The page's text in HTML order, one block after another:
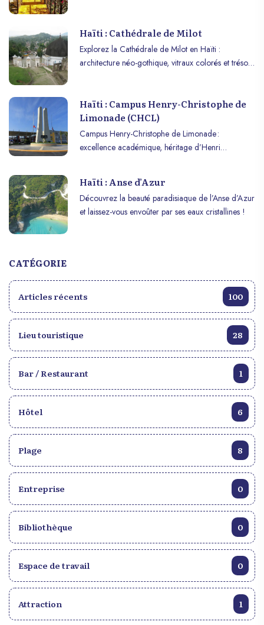
Haïti : Cathédrale de Milot
Explorez la Cathédrale de Milot en Haïti :
architecture néo-gothique, vitraux colorés et trésor
Haïti : Campus Henry-Christophe de
Limonade (CHCL)
Campus Henry-Christophe de Limonade :
excellence académique, héritage d’Henri
Haïti : Anse d’Azur
Découvrez la beauté paradisiaque de l’Anse d’Azur
et laissez-vous envoûter par ses eaux cristallines !
CATÉGORIE
Articles récents 100
Lieu touristique 28
Bar / Restaurant 1
Hôtel 6
Plage 8
Entreprise 0
Bibliothèque 0
Espace de travail 0
Attraction 1